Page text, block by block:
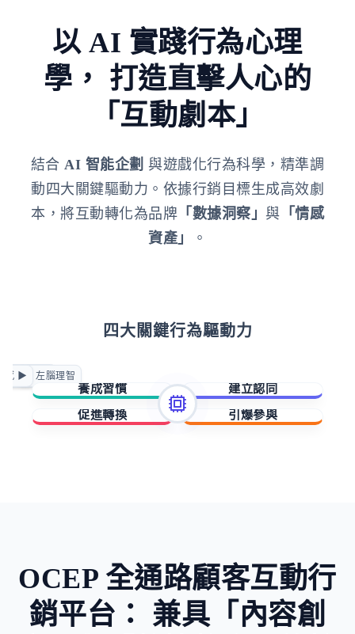
以 AI 實踐行為心理
學， 打造直擊人心的
「互動劇本」
結合 AI 智能企劃 與遊戲化行為科學，精準調
動四大關鍵驅動力。依據行銷目標生成高效劇
本，將互動轉化為品牌 「數據洞察」 與 「情感
資產」
。
四大關鍵行為驅動力
正向賦能
急迫驅動
◀ 左腦理智
感 ▶
養成習慣
擁有與成就
建立認同
歸屬與賦能
促進轉換 引爆參與
OCEP 全通路顧客互動行
銷平台： 兼具「內容創